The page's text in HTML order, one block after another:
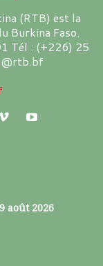
(RTB) est la
Burkina Faso.
Tél : (+226) 25
août 2026